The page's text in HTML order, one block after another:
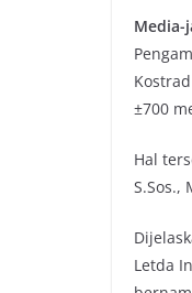
e
b
o
o
Media-
±700
Hal
S.Sos.,
Letda